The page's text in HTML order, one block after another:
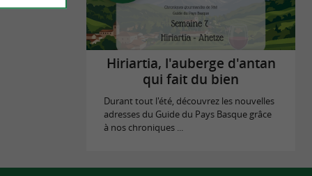
Hiriartia, l'auberge d'antan
qui fait du bien
Durant tout l'été, découvrez les nouvelles
adresses du Guide du Pays Basque grâce
à nos chroniques ...